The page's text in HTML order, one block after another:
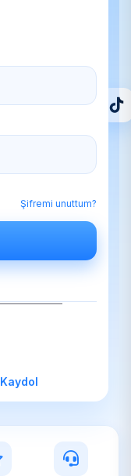
Şifremi unuttum?
Kaydol